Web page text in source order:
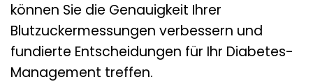
können Sie die Genauigkeit Ihrer
Blutzuckermessungen verbessern und
fundierte Entscheidungen für Ihr Diabetes-
Management treffen.